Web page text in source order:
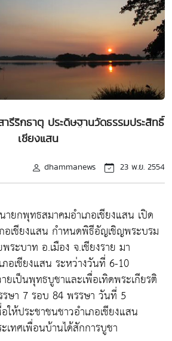
ริกธาตุ ประดิษฐานวัดธรรมประสิทธิ์
เชียงแสน
dhammanews 23 พ.ย. 2554
กพุทธสมาคมอำเภอเชียงแสน เปิด
อเชียงแสน กำหนดพิธีอัญเชิญพระบรม
ระบาท อ.เมือง จ.เชียงราย มา
อเชียงแสน ระหว่างวันที่ 6-10
ยเป็นพุทธบูชาและเพื่อเทิดพระเกียรติ
ษา 7 รอบ 84 พรรษา วันที่ 5
ห้ประชาชนชาวอำเภอเชียงแสน
เทศเพื่อนบ้านได้สักการบูชา